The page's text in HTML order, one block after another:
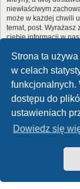
Strona ta
w celach
funkcjonalnych.
dostępu do
ustawieniach
Dowiedz się
niewłaściwym
może w każdej chwili
temat, post.
ciebie informacji w
nikomu bez twojej
ponosi
dojść do kradzieży
Forum
Technologię